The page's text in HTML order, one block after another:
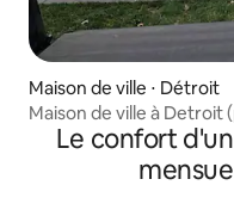
Maison de ville ⋅ Détroit
Maison de ville à Detroit
Le confort